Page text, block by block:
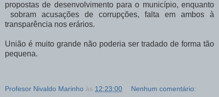
propostas de desenvolvimento para o município, enquanto
sobram acusações de corrupções, falta em ambos à
transparência nos erários.
União é muito grande não poderia ser tradado de forma tão
pequena.
Profesor Nivaldo Marinho às 12:23:00 Nenhum comentário: